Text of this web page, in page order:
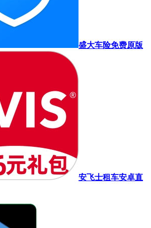
盛大车险免费原版
安飞士租车安卓直